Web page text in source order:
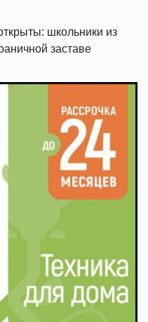
школьники из
заставе